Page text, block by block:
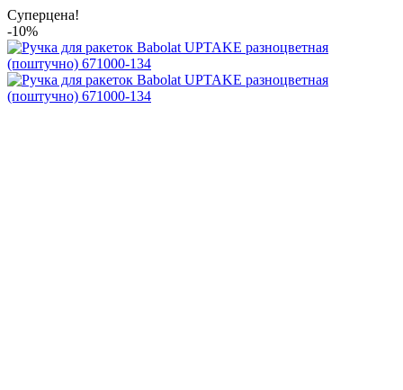
Суперцена!
-10%